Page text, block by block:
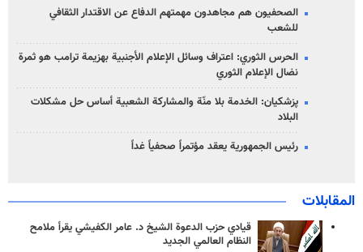
الصحفيون هم مجاهدون مهمتهم الدفاع عن الاقتدار الثقافي
للشعب
الحرس الثوري: اعتراف وسائل الإعلام الأجنبية بهزيمة ترامب هو ثمرة
نضال الإعلام الثوري
پزشکیان: الخدمة بلا منّة والمشاركة الشعبية أساس حل مشكلات
البلاد
رئيس الجمهورية يعقد مؤتمراً صحفياً غداً
المقابلات
قيادي حزب الدعوة الشيخ د. عامر الكفيشي يقرأ ملامح
النظام العالمي الجديد